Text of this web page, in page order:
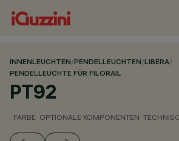
INNENLEUCHTEN/PENDELLEUCHTEN/LIBERA/
PENDELLEUCHTE FÜR FILORAIL
PT92
FARBE OPTIONALE KOMPONENTEN